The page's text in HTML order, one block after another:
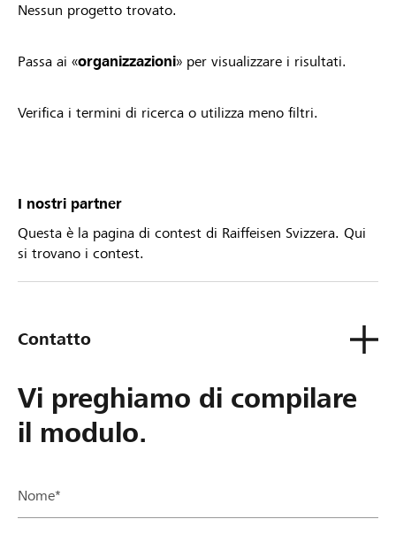
Nessun progetto trovato.
Passa ai «organizzazioni» per visualizzare i risultati.
Verifica i termini di ricerca o utilizza meno filtri.
I nostri partner
Questa è la pagina di contest di Raiffeisen Svizzera. Qui
si trovano i contest.
Contatto
Vi preghiamo di compilare
il modulo.
Nome*